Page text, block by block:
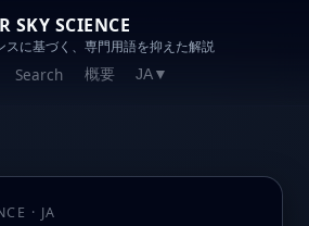
SKY SCIENCE
スに基づく、専門用語を抑えた解説
Search 概要 JA▼
· JA